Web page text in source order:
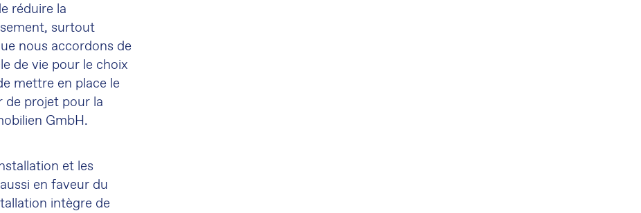
réduire la
surtout
nous accordons de
de vie pour le choix
mettre en place le
de projet pour la
GmbH.
et les
en faveur du
intègre de